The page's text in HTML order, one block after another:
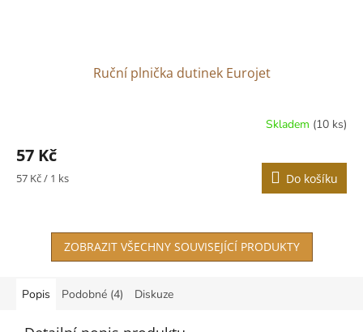
Ruční plnička dutinek Eurojet
produktu
je
5,0
hvězdiček.
Skladem (10 ks)
57 Kč
Měrná
57 Kč / 1 ks Do košíku
ZOBRAZIT VŠECHNY SOUVISEJÍCÍ PRODUKTY
Popis Podobné (4) Diskuze